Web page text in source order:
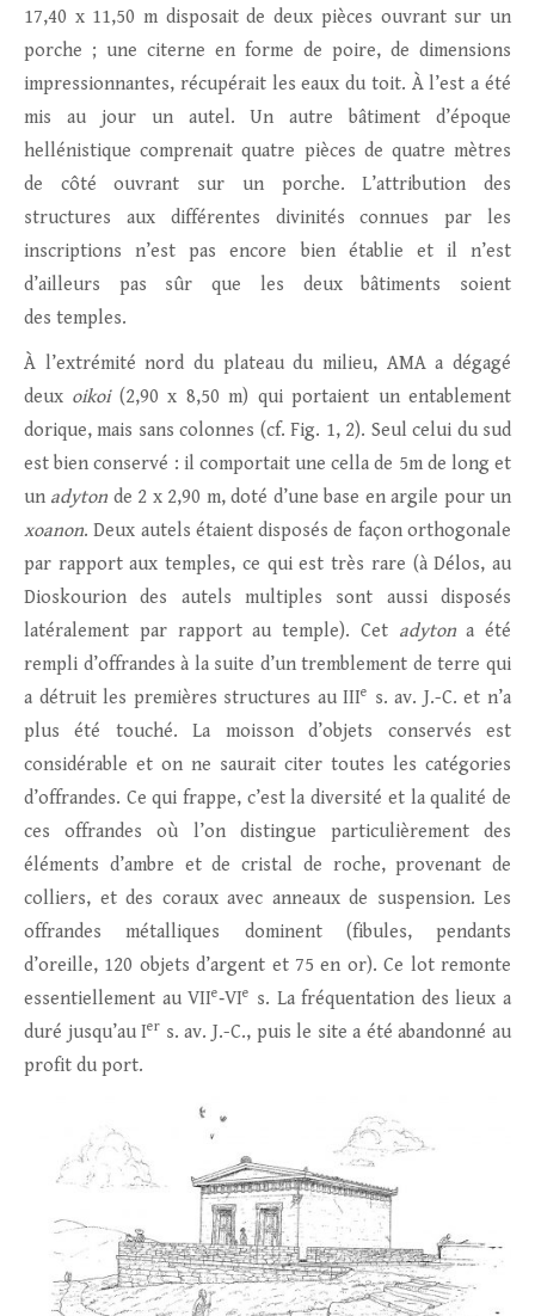
17,40 x 11,50 m disposait de deux pièces ouvrant sur un
porche ; une citerne en forme de poire, de dimensions
impressionnantes, récupérait les eaux du toit. À l’est a été
mis au jour un autel. Un autre bâtiment d’époque
hellénistique comprenait quatre pièces de quatre mètres
de côté ouvrant sur un porche. L’attribution des
structures aux différentes divinités connues par les
inscriptions n’est pas encore bien établie et il n’est
d’ailleurs pas sûr que les deux bâtiments soient
des temples.
À l’extrémité nord du plateau du milieu, AMA a dégagé
deux oikoi(2,90 x 8,50 m) qui portaient un entablement
dorique, mais sans colonnes (cf. Fig. 1, 2). Seul celui du sud
est bien conservé : il comportait une cella de 5m de long et
un adyton de 2 x 2,90 m, doté d’une base en argile pour un
xoanon. Deux autels étaient disposés de façon orthogonale
par rapport aux temples, ce qui est très rare (à Délos, au
Dioskourion des autels multiples sont aussi disposés
latéralement par rapport au temple). Cet adytona été
rempli d’offrandes à la suite d’un tremblement de terre qui
a détruit les premières structures au IIIe
s. av. J.-C. et n’a
plus été touché. La moisson d’objets conservés est
considérable et on ne saurait citer toutes les catégories
d’offrandes. Ce qui frappe, c’est la diversité et la qualité de
ces offrandes où l’on distingue particulièrement des
éléments d’ambre et de cristal de roche, provenant de
colliers, et des coraux avec anneaux de suspension. Les
offrandes métalliques dominent (fibules, pendants
d’oreille, 120 objets d’argent et 75 en or). Ce lot remonte
essentiellement au VIIe‑VIe
s. La fréquentation des lieux a
duré jusqu’au Ier s. av. J.-C., puis le site a été abandonné au
profit du port.